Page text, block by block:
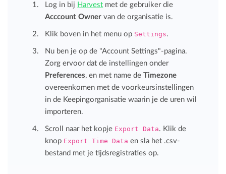
Log in bij Harvest met de gebruiker die
Acccount Owner van de organisatie is.
Klik boven in het menu op Settings.
Nu ben je op de "Account Settings"-pagina.
Zorg ervoor dat de instellingen onder
Preferences, en met name deTimezone
overeenkomen met de voorkeursinstellingen
in de Keepingorganisatie waarin je de uren wil
importeren.
Scroll naar het kopje Export Data. Klik de
knop Export Time Data en sla het .csv-
bestand met je tijdsregistraties op.